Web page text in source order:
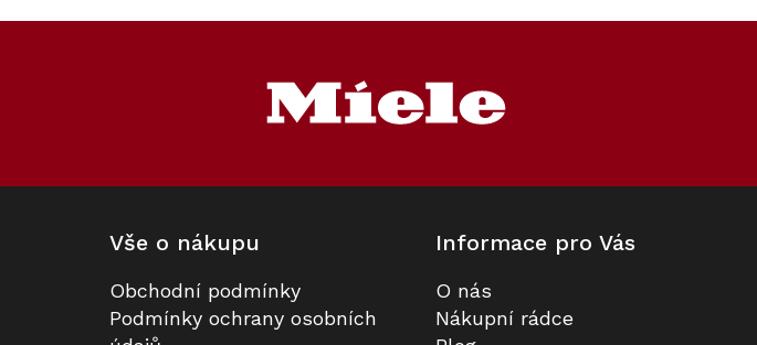
Vše o nákupu
Obchodní podmínky
Podmínky ochrany osobních
Informace pro Vás
O nás
Nákupní rádce